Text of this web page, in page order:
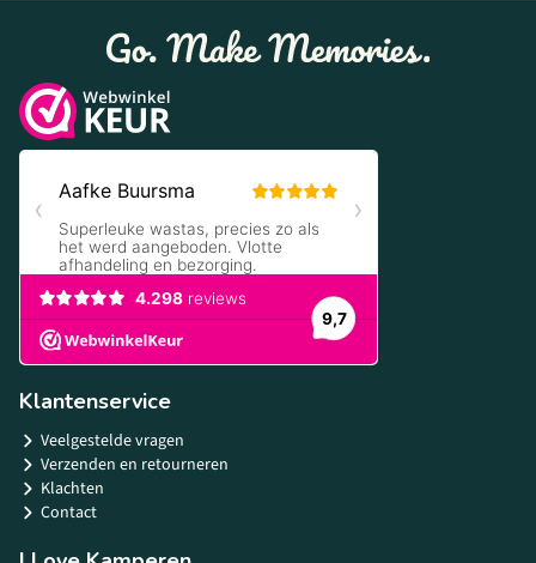
Klantenservice
Veelgestelde vragen
Verzenden en retourneren
Klachten
Contact